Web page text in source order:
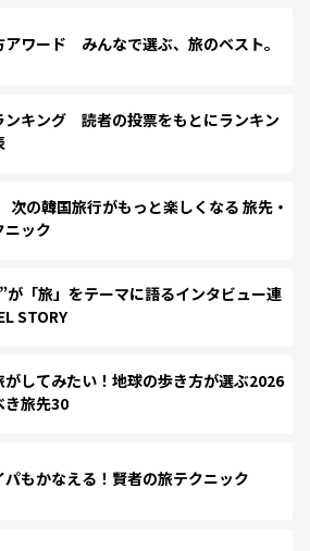
アワード みんなで選ぶ、旅のベスト。
ンキング 読者の投票をもとにランキン
の韓国旅行がもっと楽しくなる 旅先・
ニック
が「旅」をテーマに語るインタビュー連
STORY
がしてみたい！地球の歩き方が選ぶ2026
き旅先30
パもかなえる！賢者の旅テクニック